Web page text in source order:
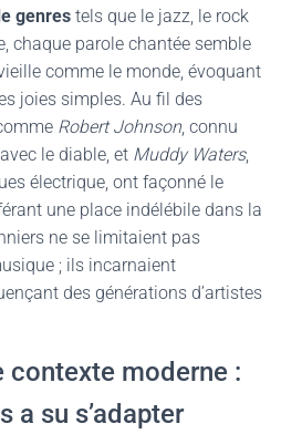
genres tels que le jazz, le rock
chaque parole chantée semble
comme le monde, évoquant
joies simples. Au fil des
Robert Johnson, connu
le diable, et Muddy Waters,
électrique, ont façonné le
une place indélébile dans la
ne se limitaient pas
; ils incarnaient
des générations d’artistes
contexte moderne :
a su s’adapter